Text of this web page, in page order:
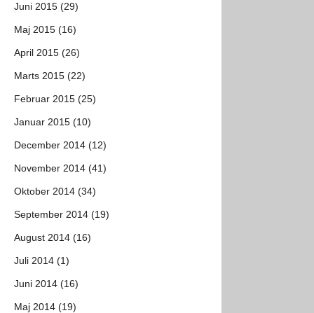
Juni 2015 (29)
Maj 2015 (16)
April 2015 (26)
Marts 2015 (22)
Februar 2015 (25)
Januar 2015 (10)
December 2014 (12)
November 2014 (41)
Oktober 2014 (34)
September 2014 (19)
August 2014 (16)
Juli 2014 (1)
Juni 2014 (16)
Maj 2014 (19)